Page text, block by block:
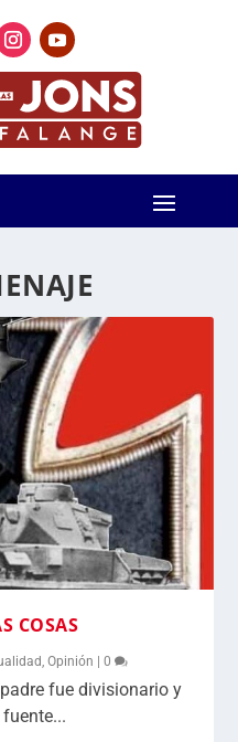
COSAS
,Opinión |0
fue divisionario y